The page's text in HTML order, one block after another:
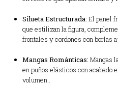
Silueta Estructurada: El panel
que estilizan la figura,
frontales y cordones con borlas
Mangas Románticas: Mangas
en puños elásticos con acabado
volumen..